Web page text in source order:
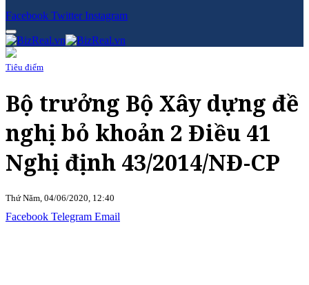
Facebook Twitter Instagram
Tiêu điểm
Bộ trưởng Bộ Xây dựng đề
nghị bỏ khoản 2 Điều 41
Nghị định 43/2014/NĐ-CP
Thứ Năm, 04/06/2020, 12:40
Facebook Telegram Email